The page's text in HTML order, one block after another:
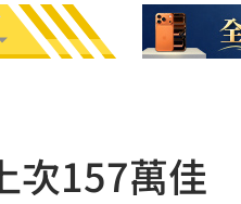
次157萬佳